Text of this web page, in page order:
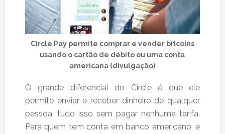
Circle Pay permite comprar e vender bitcoins
usando o cartão de débito ou uma conta
americana (divulgação)
O grande diferencial do Circle é que ele
permite enviar e receber dinheiro de qualquer
pessoa, tudo isso sem pagar nenhuma tarifa.
Para quem tem conta em banco americano, é